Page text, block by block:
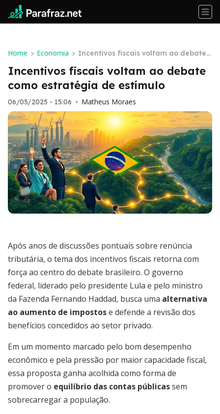
Home > Economia > Incentivos fiscais voltam ao debate c
omo estratégia de estímulo
Incentivos fiscais voltam ao debate
como estratégia de estímulo
06/05/2025 - 15:06 • Matheus Moraes
Após anos de discussões pontuais sobre renúncia
tributária, o tema dos incentivos fiscais retorna com
força ao centro do debate brasileiro. O governo
federal, liderado pelo presidente Lula e pelo ministro
da Fazenda Fernando Haddad, busca uma alternativa
ao aumento de impostose defende a revisão dos
benefícios concedidos ao setor privado.
Em um momento marcado pelo bom desempenho
econômico e pela pressão por maior capacidade fiscal,
essa proposta ganha acolhida como forma de
promover o equilíbrio das contas públicassem
sobrecarregar a população.